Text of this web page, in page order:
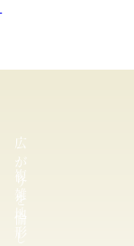
広
が
り
を
愉
し
複
雑
地
形